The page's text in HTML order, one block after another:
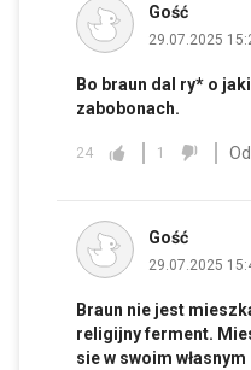
Gość
29.07.2025
Bo braun dal ry* o
zabobonach.
24 1
Gość
29.07.2025
Braun nie jest
religijny ferment.
sie w swoim